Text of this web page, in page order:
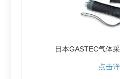
日本GASTEC气体
点击